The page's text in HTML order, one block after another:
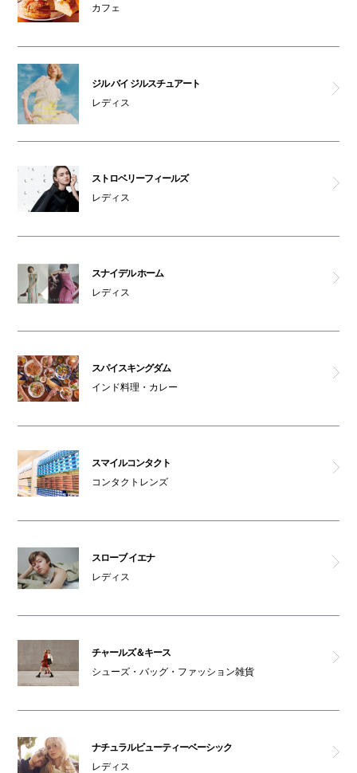
カフェ
ジル バイ ジルスチュアート
レディス
ストロベリーフィールズ
レディス
スナイデル ホーム
レディス
スパイスキングダム
インド料理・カレー
スマイルコンタクト
コンタクトレンズ
スローブ イエナ
レディス
チャールズ＆キース
シューズ・バッグ・ファッション雑貨
ナチュラルビューティーベーシック
レディス